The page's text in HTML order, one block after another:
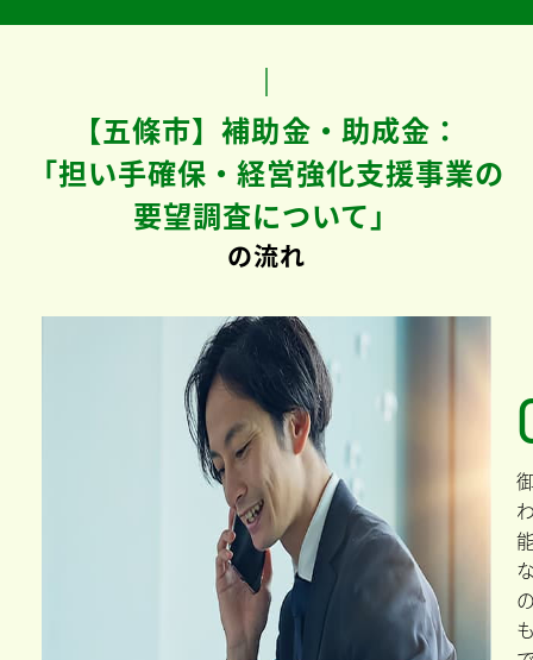
【五條市】補助金・助成金：
「担い手確保・経営強化支援事業の
要望調査について」
の流れ